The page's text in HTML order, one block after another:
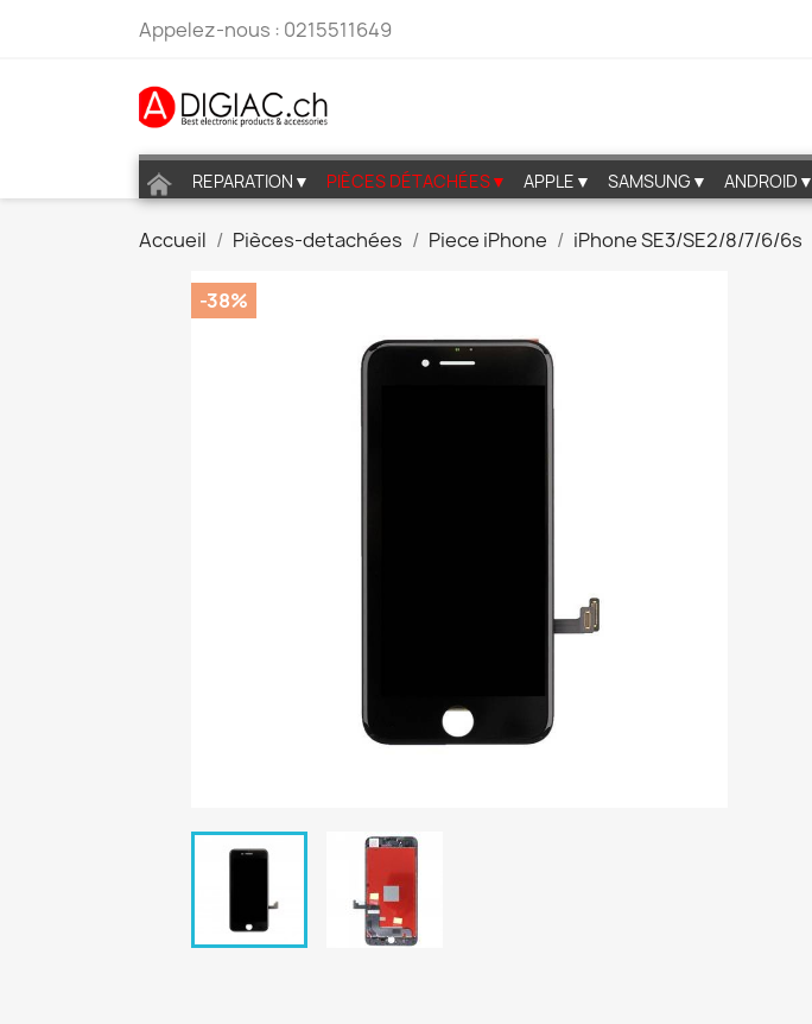
Appelez-nous : 0215511649
REPARATION▼ PIÈCES DÉTACHÉES▼ APPLE▼ SAMSUNG▼ ANDROID▼
Accueil Pièces-detachées Piece iPhone iPhone SE3/SE2/8/7/6/6s
-38%